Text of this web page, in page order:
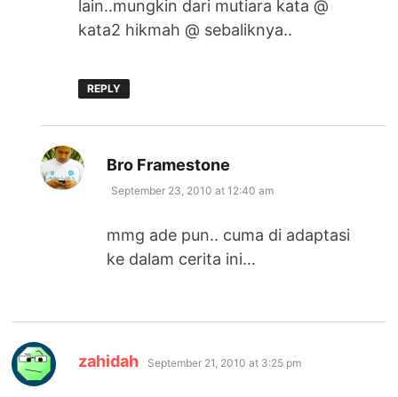
lain..mungkin dari mutiara kata @
kata2 hikmah @ sebaliknya..
REPLY
Bro Framestone
September 23, 2010 at 12:40 am
mmg ade pun.. cuma di adaptasi
ke dalam cerita ini…
zahidah says:
September 21, 2010 at 3:25 pm